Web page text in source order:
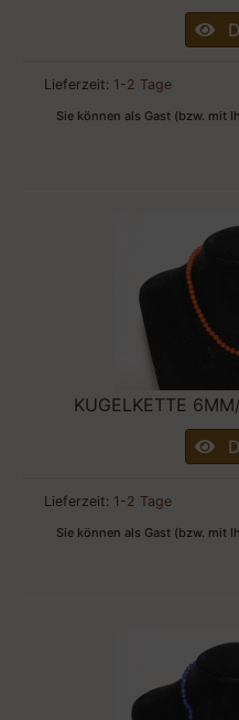
Lieferzeit: 1-2 Tage
Sie können als Gast (bzw. mit
KUGELKETTE
Lieferzeit: 1-2 Tage
Sie können als Gast (bzw. mit